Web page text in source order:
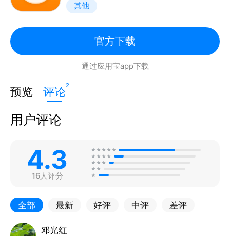
其他
官方下载
通过应用宝app下载
预览 评论2
用户评论
4.3
16人评分
全部 最新 好评 中评 差评
邓光红